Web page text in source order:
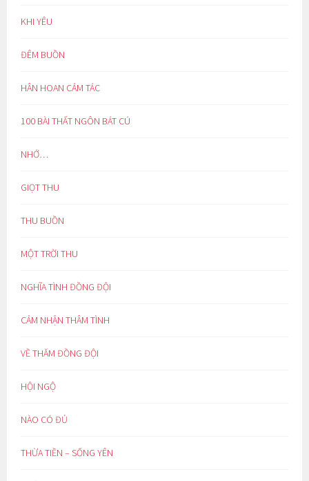
KHI YÊU
ĐÊM BUỒN
HÂN HOAN CẢM TÁC
100 BÀI THẤT NGÔN BÁT CÚ
NHỚ…
GIỌT THU
THU BUỒN
MỘT TRỜI THU
NGHĨA TÌNH ĐỒNG ĐỘI
CẢM NHẬN THÂM TÌNH
VỀ THĂM ĐỒNG ĐỘI
HỘI NGỘ
NÀO CÓ ĐỦ
THỪA TIỀN – SỐNG YÊN